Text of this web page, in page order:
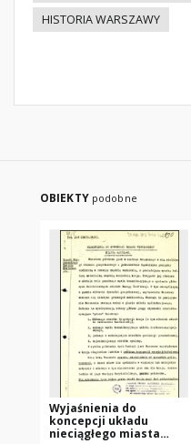
HISTORIA WARSZAWY
OBIEKTY podobne
Wyjaśnienia do
koncepcji układu
nieciągłego miasta